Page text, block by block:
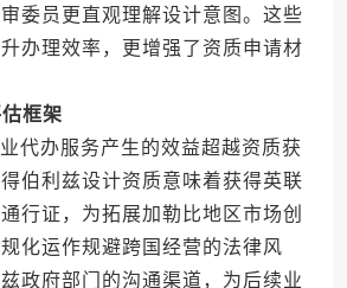
委员更直观理解设计意图。这些
办理效率，更增强了资质申请材
框架
办服务产生的效益超越资质获
伯利兹设计资质意味着获得英联
行证，为拓展加勒比地区市场创
化运作规避跨国经营的法律风
政府部门的沟通渠道，为后续业